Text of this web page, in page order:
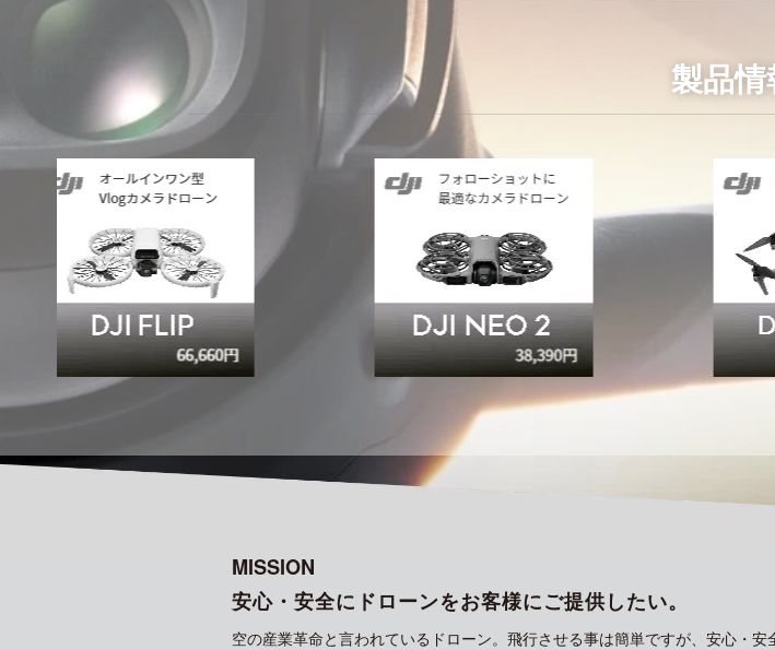
製品
MISSION
安心・安全にドローンをお客様にご提供したい。
空の産業革命と言われているドローン。飛行させる事は簡単ですが、安心・